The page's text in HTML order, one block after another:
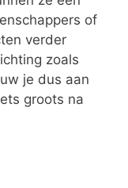
of
verder
zoals
je dus aan
groots na